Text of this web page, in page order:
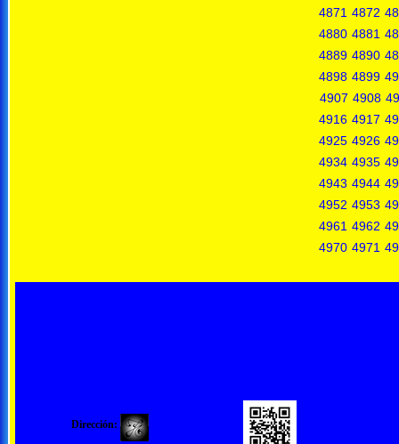
4871 4872
4880 4881
4889 4890
4898 4899
4907 4908
4916 4917
4925 4926
4934 4935
4943 4944
4952 4953
4961 4962
4970 4971
Dirección: